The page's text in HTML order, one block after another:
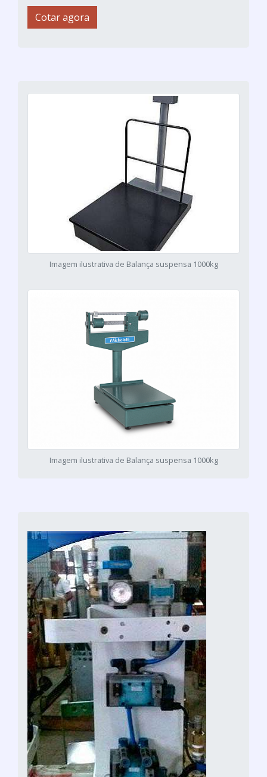
Cotar agora
Imagem ilustrativa de Balança suspensa 1000kg
Imagem ilustrativa de Balança suspensa 1000kg